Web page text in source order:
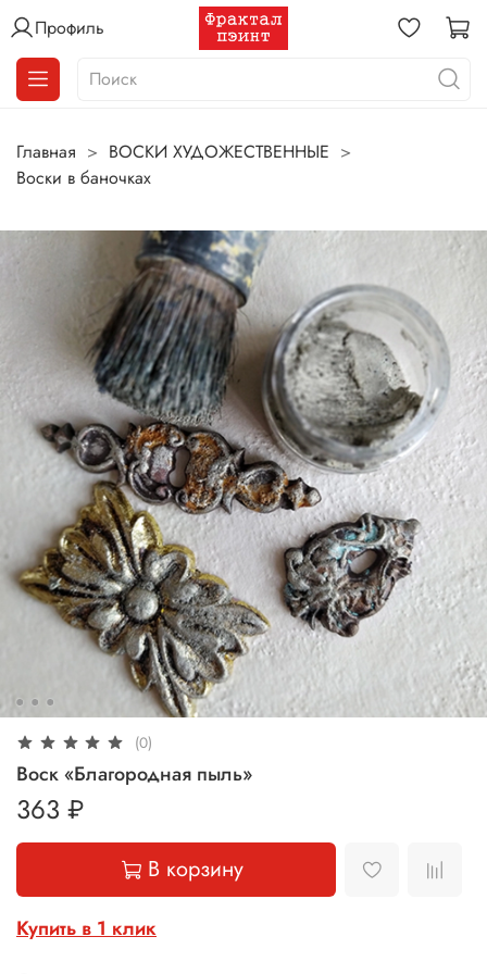
Профиль
Главная
ВОСКИ ХУДОЖЕСТВЕННЫЕ
Воски в баночках
(0)
Воск «Благородная пыль»
363 ₽
В корзину
Купить в 1 клик